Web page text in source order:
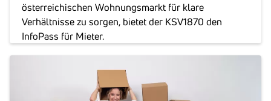
österreichischen Wohnungsmarkt für klare
Verhältnisse zu sorgen, bietet der KSV1870 den
InfoPass für Mieter.